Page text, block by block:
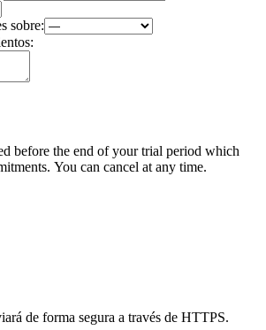
sobre:
before the end of your trial period which
You can cancel at any time.
de forma segura a través de HTTPS.